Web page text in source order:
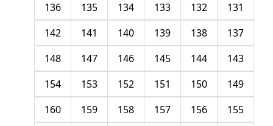
131
132
133
134
135
136
137
138
139
140
141
142
143
144
145
146
147
148
149
150
151
152
153
154
155
156
157
158
159
160